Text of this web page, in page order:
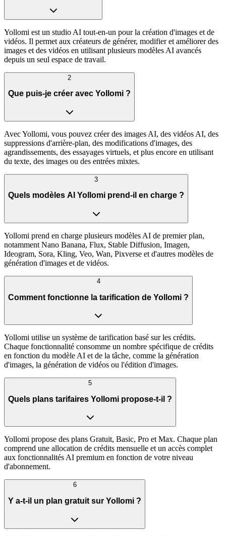
Yollomi est un studio AI tout-en-un pour la création d'images et de
vidéos. Il permet aux créateurs de générer, modifier et améliorer des
images et des vidéos en utilisant plusieurs modèles AI avancés
depuis un seul espace de travail.
2
Que puis-je créer avec Yollomi ?
Avec Yollomi, vous pouvez créer des images AI, des vidéos AI, des
suppressions d'arrière-plan, des modifications d'images, des
agrandissements, des essayages virtuels, et plus encore en utilisant
du texte, des images ou des entrées mixtes.
3
Quels modèles AI Yollomi prend-il en charge ?
Yollomi prend en charge plusieurs modèles AI de premier plan,
notamment Nano Banana, Flux, Stable Diffusion, Imagen,
Ideogram, Sora, Kling, Veo, Wan, Pixverse et d'autres modèles de
génération d'images et de vidéos.
4
Comment fonctionne la tarification de Yollomi ?
Yollomi utilise un système de tarification basé sur les crédits.
Chaque fonctionnalité consomme un nombre spécifique de crédits
en fonction du modèle AI et de la tâche, comme la génération
d'images, la génération de vidéos ou l'édition d'images.
5
Quels plans tarifaires Yollomi propose-t-il ?
Yollomi propose des plans Gratuit, Basic, Pro et Max. Chaque plan
comprend une allocation de crédits mensuelle et un accès complet
aux fonctionnalités AI premium en fonction de votre niveau
d'abonnement.
6
Y a-t-il un plan gratuit sur Yollomi ?